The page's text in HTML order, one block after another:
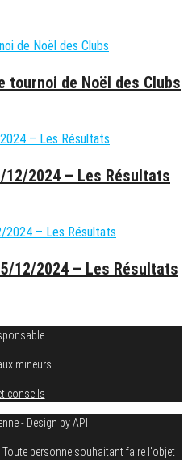
tournoi de Noël des Clubs
12/2024 – Les Résultats
12/2024 – Les Résultats
mineurs
conseils
- Design by API
Toute personne souhaitant faire l'objet